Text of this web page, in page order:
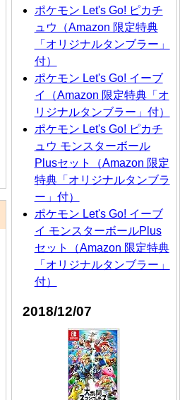
ポケモン Let's Go! ピカチ
ュウ（Amazon 限定特典
「オリジナルタンブラー」
付）
ポケモン Let's Go! イーブ
イ（Amazon 限定特典「オ
リジナルタンブラー」付）
ポケモン Let's Go! ピカチ
ュウ モンスターボール
Plusセット（Amazon 限定
特典「オリジナルタンブラ
ー」付）
ポケモン Let's Go! イーブ
イ モンスターボールPlus
セット（Amazon 限定特典
「オリジナルタンブラー」
付）
2018/12/07